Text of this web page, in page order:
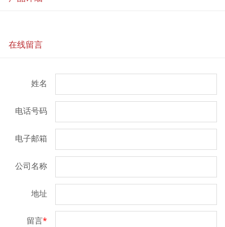
在线留言
姓名
电话号码
电子邮箱
公司名称
地址
留言*